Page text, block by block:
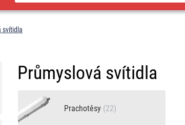
svítidla
Průmyslová svítidla
Prachotěsy (22)